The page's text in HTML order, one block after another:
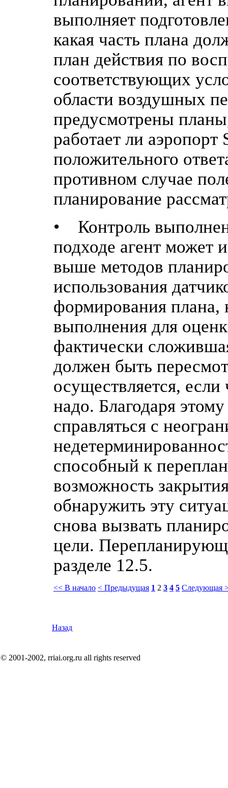
выполняет
какая часть плана
план действия по
соответствующих
области воздушных
предусмотрены
работает ли
положительного
противном случае
планирование
• Контроль
подходе агент может
выше методов
использования
формирования плана,
выполнения для
фактически
должен быть
осуществляется, если
надо. Благодаря
справляться с
способный к
возможность
обнаружить эту
снова вызвать
цели.
разделе 12.5.
<< В начало < Предыдущая 1 2 3 4 5 Следующая
Назад
© 2001-2002, rriai.org.ru all rights reserved